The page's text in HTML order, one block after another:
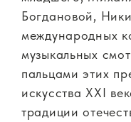
Богдановой,
международных
музыкальных
пальцами этих
искусства XXI
традиции